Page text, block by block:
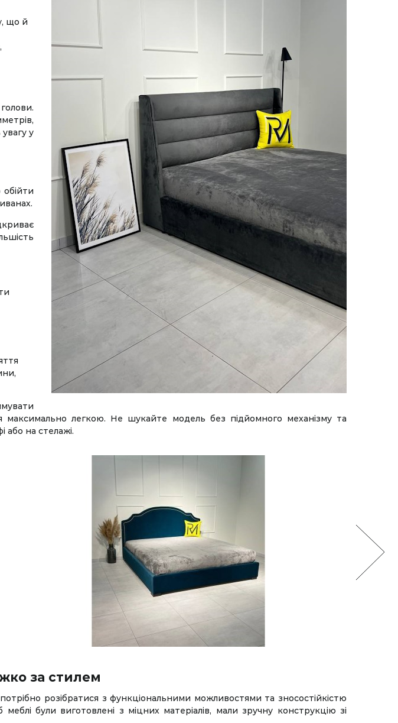
що й
у
максимально легкою. Не шукайте модель без підйомного механізму та
або на стелажі.
за стилем
розібратися з функціональними можливостями та зносостійкістю
були виготовлені з міцних матеріалів, мали зручну конструкцію зі